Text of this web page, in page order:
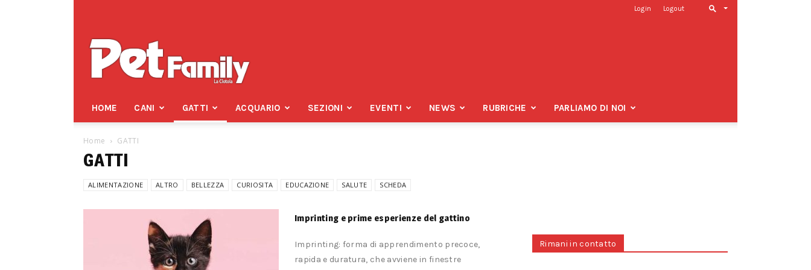
Login Logout
Pet
Family
HOME CANI GATTI ACQUARIO SEZIONI EVENTI NEWS RUBRICHE PARLIAMO DI NOI
Home GATTI
GATTI
ALIMENTAZIONE ALTRO BELLEZZA CURIOSITA EDUCAZIONE SALUTE SCHEDA
Imprinting e prime esperienze del gattino
Imprinting: forma di apprendimento precoce,
rapida e duratura, che avviene in finestre
Rimani in contatto